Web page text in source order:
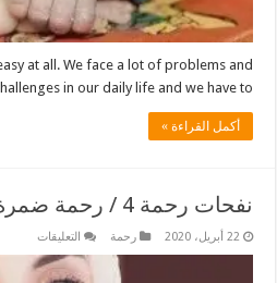
at all. We face a lot of problems and
in our daily life and we have to
أكمل القراءة »
نفحات رحمة 4 / رحمة ضمرة
22 أبريل، 2020 رحمة التعليقات
رحمة